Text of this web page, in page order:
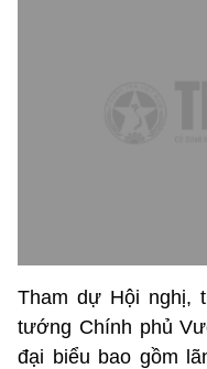
Tham dự Hội nghị,
tướng Chính phủ
đại biểu bao gồm